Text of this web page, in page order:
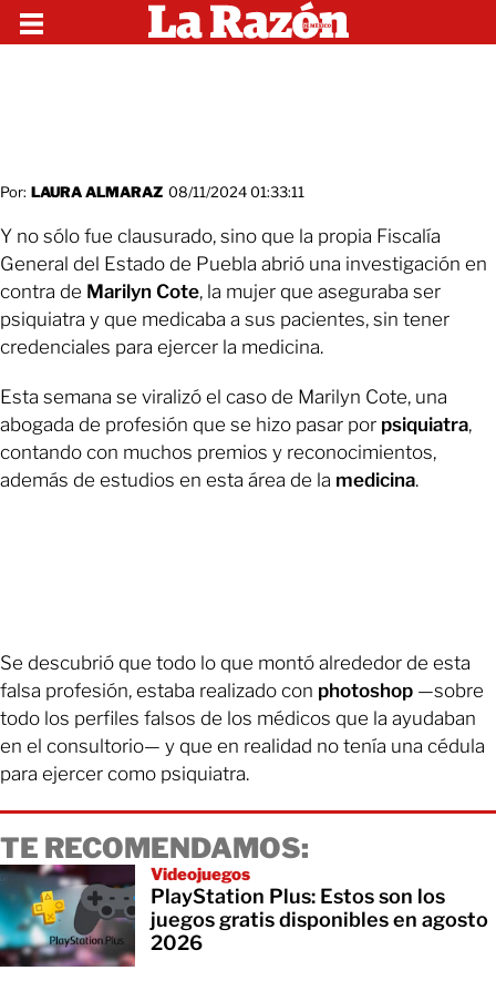
Por: LAURA ALMARAZ 08/11/2024 01:33:11
Y no sólo fue clausurado, sino que la propia Fiscalía
General del Estado de Puebla abrió una investigación en
contra de Marilyn Cote, la mujer que aseguraba ser
psiquiatra y que medicaba a sus pacientes, sin tener
credenciales para ejercer la medicina.
Esta semana se viralizó el caso de Marilyn Cote, una
abogada de profesión que se hizo pasar por psiquiatra,
contando con muchos premios y reconocimientos,
además de estudios en esta área de la medicina.
Se descubrió que todo lo que montó alrededor de esta
falsa profesión, estaba realizado con photoshop —sobre
todo los perfiles falsos de los médicos que la ayudaban
en el consultorio— y que en realidad no tenía una cédula
para ejercer como psiquiatra.
TE RECOMENDAMOS:
Videojuegos
PlayStation Plus: Estos son los
juegos gratis disponibles en agosto
2026